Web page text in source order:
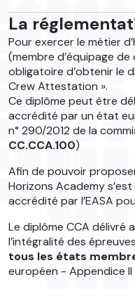
La
Pour exercer le métier
(membre d’équipage
obligatoire d’obtenir le
Crew Attestation ».
Ce diplôme peut être
accrédité par un état
n° 290/2012 de la
CC.CCA.100)
Afin de pouvoir
Horizons Academy
accrédité par l’EASA
Le diplôme CCA délivré
l’intégralité des
tous les états
européen - Appendice II